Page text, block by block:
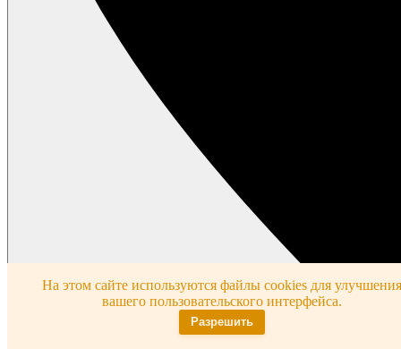
На этом сайте используются файлы cookies для улучшения
вашего пользовательского интерфейса.
Разрешить